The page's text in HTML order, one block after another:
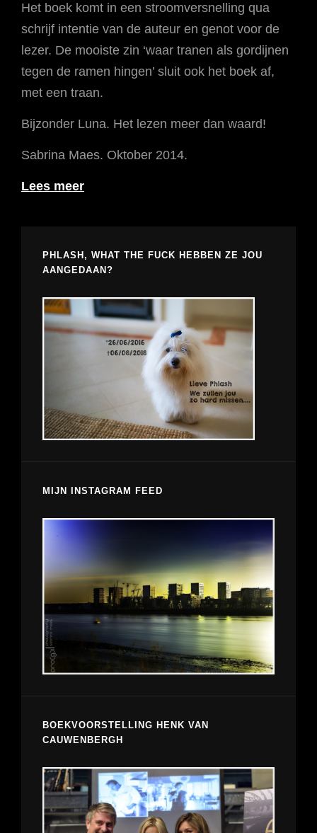
Het boek komt in een stroomversnelling qua
schrijf intentie van de auteur en genot voor de
lezer. De mooiste zin ‘waar tranen als gordijnen
tegen de ramen hingen’ sluit ook het boek af,
met een traan.
Bijzonder Luna. Het lezen meer dan waard!
Sabrina Maes. Oktober 2014.
Lees meer
PHLASH, WHAT THE FUCK HEBBEN ZE JOU
AANGEDAAN?
MIJN INSTAGRAM FEED
BOEKVOORSTELLING HENK VAN
CAUWENBERGH